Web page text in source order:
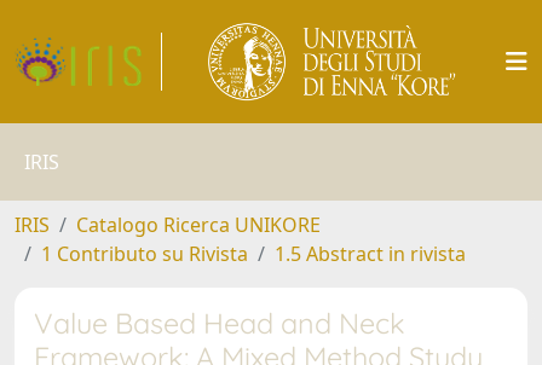
IRIS
IRIS
Catalogo Ricerca UNIKORE
1 Contributo su Rivista
1.5 Abstract in rivista
Value Based Head and Neck
Framework: A Mixed Method Study